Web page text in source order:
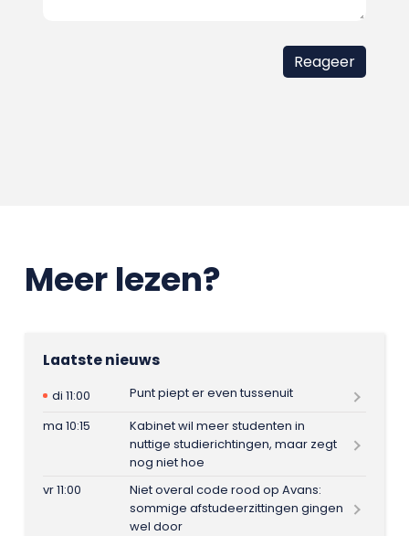
Meer lezen?
Laatste nieuws
di 11:00
Punt piept er even tussenuit
ma 10:15
Kabinet wil meer studenten in
nuttige studierichtingen, maar zegt
nog niet hoe
vr 11:00
Niet overal code rood op Avans:
sommige afstudeerzittingen gingen
wel door